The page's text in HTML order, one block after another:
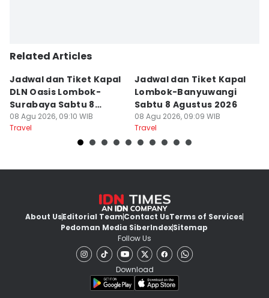
Related Articles
Jadwal dan Tiket Kapal
DLN Oasis Lombok-
Surabaya Sabtu 8
Agustus 2026
08 Agu 2026, 09:10 WIB
Travel
Jadwal dan Tiket Kapal
Lombok-Banyuwangi
Sabtu 8 Agustus 2026
08 Agu 2026, 09:09 WIB
Travel
About UsEditorial TeamContact UsTerms of Services
Pedoman Media SiberIndexSitemap
Follow Us
Download